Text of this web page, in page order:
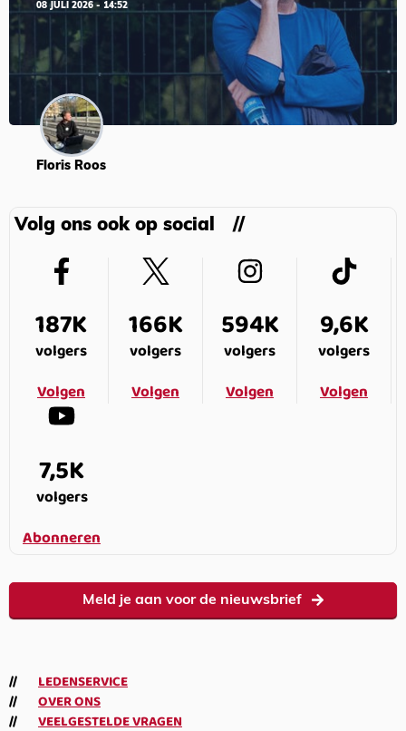
08 JULI 2026 - 14:52
Floris Roos
Volg ons ook op social
187K
volgers
Volgen
166K
volgers
Volgen
594K
volgers
Volgen
9,6K
volgers
Volgen
7,5K
volgers
Abonneren
Meld je aan voor de nieuwsbrief
LEDENSERVICE
OVER ONS
VEELGESTELDE VRAGEN